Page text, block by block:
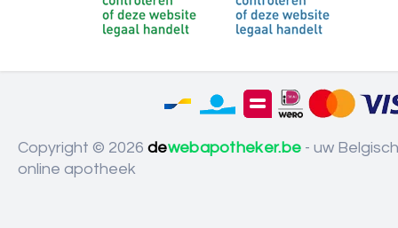
Copyright © 2026 dewebapotheker.be - uw
online apotheek